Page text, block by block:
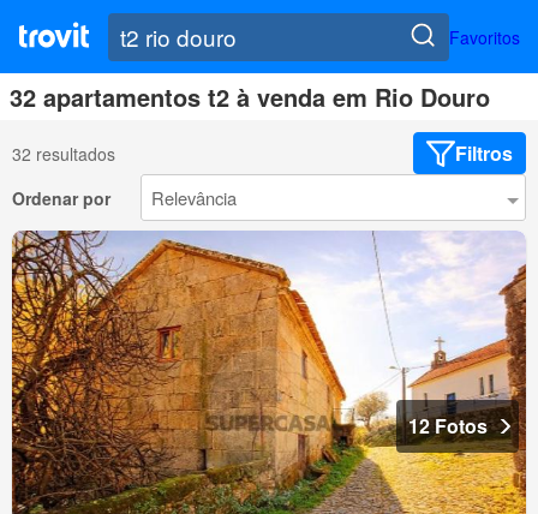
Favoritos
32 apartamentos t2 à venda em Rio Douro
32 resultados Filtros
Ordenar por
12 Fotos